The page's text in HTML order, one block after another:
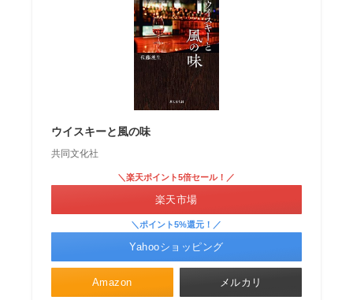
ウイスキーと風の味
共同文化社
Amazon
＼楽天ポイント5倍セール！／
楽天市場
＼ポイント5%還元！／
Yahooショッピング
メルカリ